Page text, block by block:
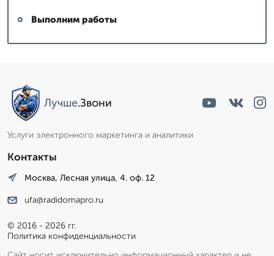
Выполним работы
Лучше.Звони
Услуги электронного маркетинга и аналитики
Контакты
Москва, Лесная улица, 4. оф. 12
ufa@radidomapro.ru
© 2016 - 2026 гг.
Политика конфиденциальности